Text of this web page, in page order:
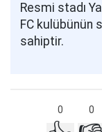
Resmi stadı
FC kulübünün
sahiptir.
0 0